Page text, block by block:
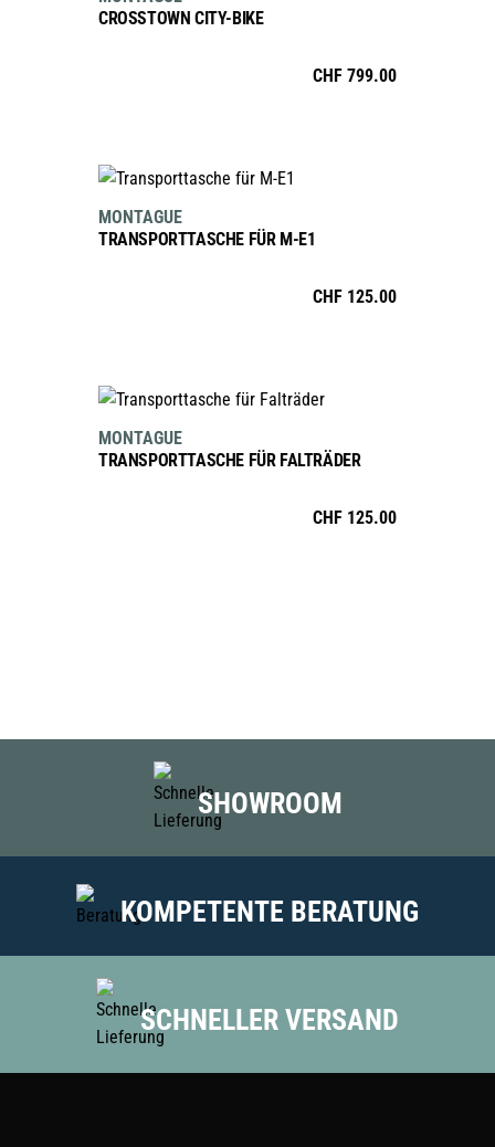
weist
Varianten
können
der
CROSSTOWN CITY-BIKE
CHF 799.00
IN DEN WARENKORB
TRANSPORTTASCHE FÜR M-E1
CHF 125.00
MONTAGUE
IN DEN WARENKORB
TRANSPORTTASCHE FÜR FALTRÄDER
CHF 125.00
MONTAGUE
SHOWROOM
KOMPETENTE BERATUNG
SCHNELLER VERSAND